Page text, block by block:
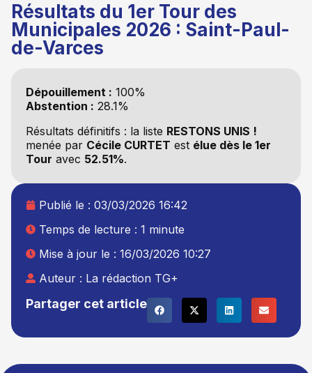
Résultats du 1er Tour des
Municipales 2026 : Saint-Paul-
de-Varces
Dépouillement : 100%
Abstention : 28.1%
Résultats définitifs : la liste RESTONS UNIS !
menée par Cécile CURTET est élue dès le 1er
Tour avec 52.51%.
Partager cet article
Publié le : 03/03/2026 16:42
Temps de lecture : 1 minute
Mise à jour le : 16/03/2026 10:27
Auteur : La rédaction TG+